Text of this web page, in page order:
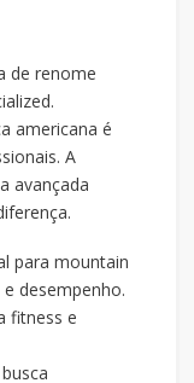
de renome
americana é
A
avançada
para mountain
desempenho.
fitness e